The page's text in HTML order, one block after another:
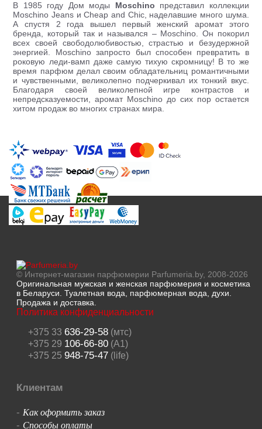
В 1985 году Дом моды Moschino представил коллекции
Moschino Jeans и Cheap and Chic, наделавшие много шума.
А спустя 2 года вышел первый женский аромат этого
бренда, который так и назывался – Moschino. Он покорил
всех своей свободолюбивостью, страстью и безудержной
энергией. Moschino запросто был способен превратить в
роковую леди-вамп даже самую тихую скромницу! В то же
время парфюм делал своим обладательниц романтичными
и чувственными, великолепно подчеркивал их тонкий вкус.
Благодаря своей великолепной игре контрастов и
непредсказуемости, аромат Moschino до сих пор остается
хитом продаж во многих странах мира.
© Интернет-магазин парфюмерии Parfumeria.by, 2008-2026
Оригинальная мужская и женская парфюмерия и косметика
в Беларуси. Туалетная вода, парфюмерная вода, духи.
Продажа и доставка.
Политика конфиденциальности
+375 33 636-29-58(мтс)
+375 29 106-66-80(A1)
+375 25 948-75-47(life)
Клиентам
- Как оформить заказ
- Способы оплаты